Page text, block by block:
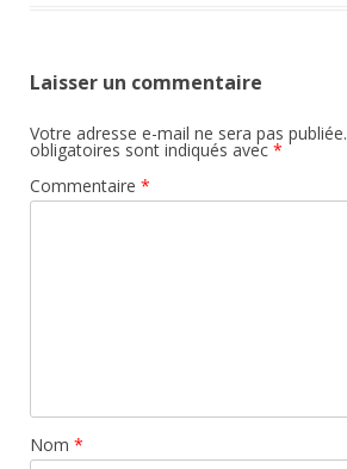
Laisser un commentaire
Votre adresse e-mail ne sera pas publiée.
obligatoires sont indiqués avec *
Commentaire *
Nom *